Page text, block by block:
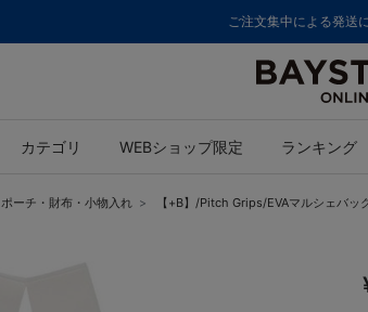
ご注文集中による発送
カテゴリ WEBショップ限定 ランキング
ポーチ・財布・小物入れ 【+B】/Pitch Grips/EVAマルシェバッ